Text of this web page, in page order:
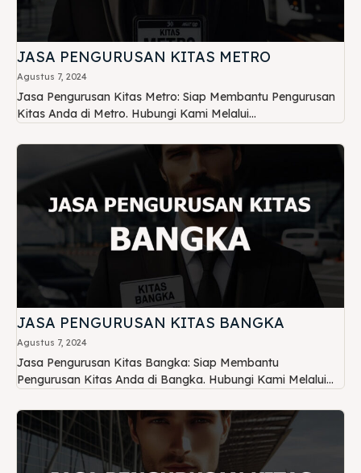
JASA PENGURUSAN KITAS METRO
Agustus 7, 2024
Jasa Pengurusan Kitas Metro: Siap Membantu Pengurusan
Kitas Anda di Metro. Hubungi Kami Melalui...
JASA PENGURUSAN KITAS BANGKA
Agustus 7, 2024
Jasa Pengurusan Kitas Bangka: Siap Membantu
Pengurusan Kitas Anda di Bangka. Hubungi Kami Melalui...